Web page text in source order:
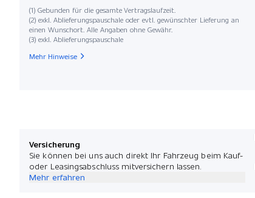
(1) Gebunden für die gesamte Vertragslaufzeit.
(2) exkl. Ablieferungspauschale oder evtl. gewünschter Lieferung an
einen Wunschort. Alle Angaben ohne Gewähr.
(3) exkl. Ablieferungspauschale
Mehr Hinweise
Versicherung
Sie können bei uns auch direkt Ihr Fahrzeug beim Kauf-
oder Leasingsabschluss mitversichern lassen.
Mehr erfahren